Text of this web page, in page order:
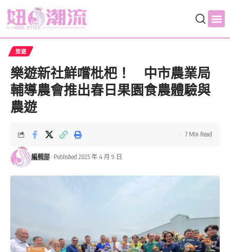
旅遊
樂遊新社鮮嚐枇杷！ 中市農業局
輔導農會推出春日果園食農體驗與
農遊
編輯部 Published 2025 年 4 月 9 日
7 Min Read